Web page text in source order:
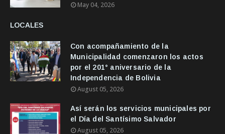
May 04, 2026
LOCALES
Con acompañamiento de la
Municipalidad comenzaron los actos
por el 201° aniversario de la
Independencia de Bolivia
August 05, 2026
Así serán los servicios municipales por
el Día del Santísimo Salvador
August 05, 2026